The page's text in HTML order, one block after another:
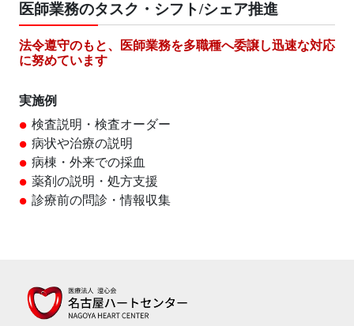
医師業務のタスク・シフト/シェア推進
法令遵守のもと、医師業務を多職種へ委譲し迅速な対応
に努めています
実施例
検査説明・検査オーダー
病状や治療の説明
病棟・外来での採血
薬剤の説明・処方支援
診療前の問診・情報収集